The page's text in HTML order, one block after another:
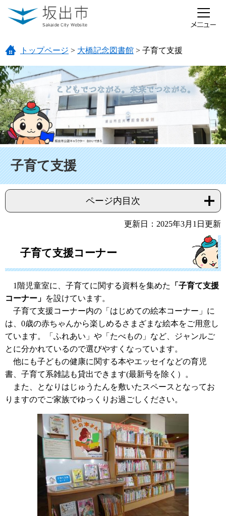
ページの先頭です。
メニューを飛ばして本文へ
トップページ > 大橋記念図書館 > 子育て支援
子育て支援
ページ内目次
更新日：2025年3月1日更新
子育て支援コーナー
1階児童室に、子育てに関する資料を集めた
「子育て支援
コーナー」 を設けています。
子育て支援コーナー内の「はじめての絵本コーナー」に
は、0歳の赤ちゃんから楽しめるさまざまな絵本をご用意し
ています。「ふれあい」や「たべもの」など、ジャンルご
とに分かれているので選びやすくなっています。
他にも子どもの健康に関する本やエッセイなどの育児
書、子育て系雑誌も貸出できます(最新号を除く）。
また、となりはじゅうたんを敷いたスペースとなってお
りますのでご家族でゆっくりお過ごしください。